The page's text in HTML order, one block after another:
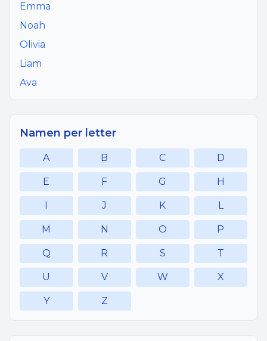
Emma
Noah
Olivia
Liam
Ava
Namen per letter
A B C D
E F G H
I J K L
M N O P
Q R S T
U V W X
Y Z